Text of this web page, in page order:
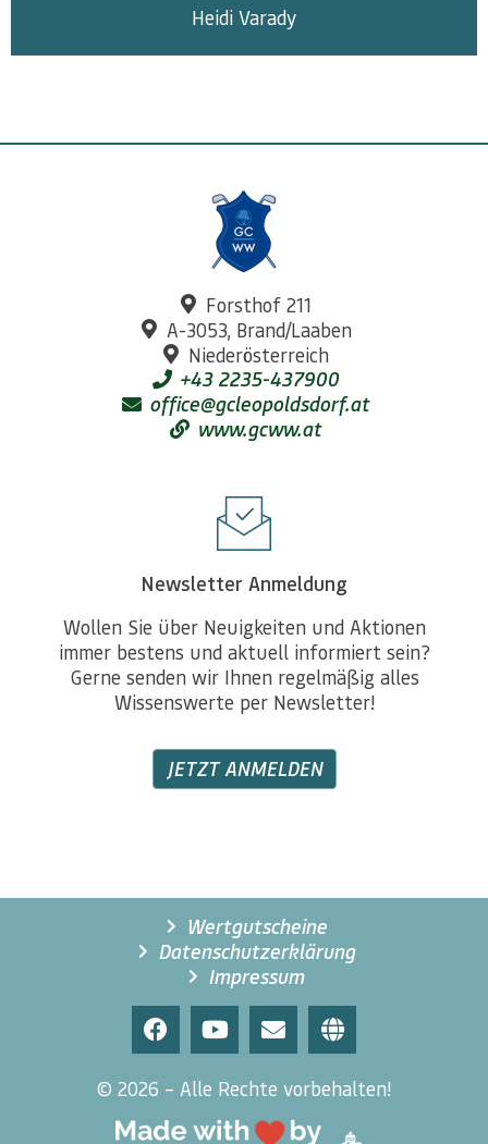
Heidi Varady
Forsthof 211
A-3053, Brand/Laaben
Niederösterreich
+43 2235-437900
office@gcleopoldsdorf.at
www.gcww.at
Newsletter Anmeldung
Wollen Sie über Neuigkeiten und Aktionen
immer bestens und aktuell informiert sein?
Gerne senden wir Ihnen regelmäßig alles
Wissenswerte per Newsletter!
JETZT ANMELDEN
Wertgutscheine
Datenschutzerklärung
Impressum
© 2026 – Alle Rechte vorbehalten!